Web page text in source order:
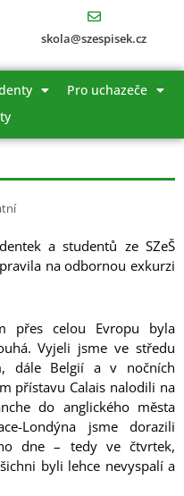
skola@szespisek.cz
Pro uchazeče
a studentů ze SZeŠ
na odbornou exkurzi
přes celou Evropu byla
Vyjeli jsme ve středu
dále Belgií a v nočních
přístavu Calais nalodili na
do anglického města
Londýna jsme dorazili
dne – tedy ve čtvrtek,
byli lehce nevyspalí a